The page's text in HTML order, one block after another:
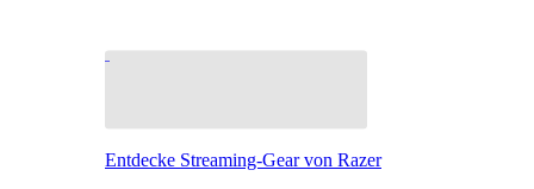
Entdecke Streaming-Gear von Razer